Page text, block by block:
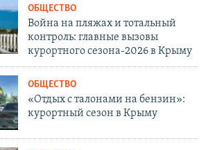
ОБЩЕСТВО
Война на пляжах и тотальный
контроль: главные вызовы
курортного сезона-2026 в Крыму
ОБЩЕСТВО
«Отдых с талонами на бензин»:
курортный сезон в Крыму